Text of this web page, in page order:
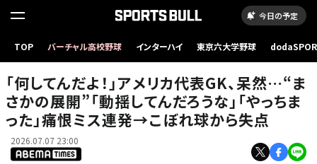
今日の予定
TOP バーチャル高校野球 インターハイ 東京六大学野球
た」痛恨ミス連発→こぼれ球から失点
「何してんだよ！」アメリカ代表GK、呆然…“ま
さかの展開”「動揺してんだろうな」「やっちま
った」痛恨ミス連発→こぼれ球から失点
2026.07.07 23:00